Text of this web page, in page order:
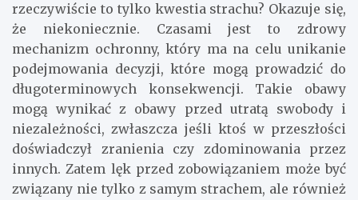
rzeczywiście to tylko kwestia strachu? Okazuje się,
że niekoniecznie. Czasami jest to zdrowy
mechanizm ochronny, który ma na celu unikanie
podejmowania decyzji, które mogą prowadzić do
długoterminowych konsekwencji. Takie obawy
mogą wynikać z obawy przed utratą swobody i
niezależności, zwłaszcza jeśli ktoś w przeszłości
doświadczył zranienia czy zdominowania przez
innych. Zatem lęk przed zobowiązaniem może być
związany nie tylko z samym strachem, ale również